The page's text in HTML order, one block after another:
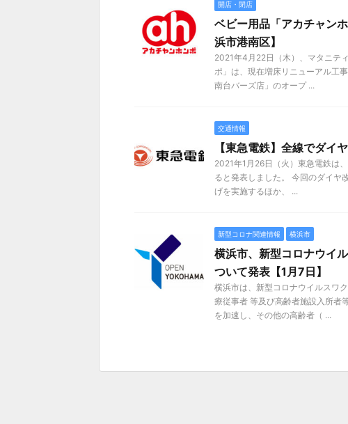
開店・閉店
ベビー用品「アカチャン
浜市港南区】
2021年4月22日（木）、マタニテ
ポ」は、現在増床リニューアル工
南台バーズ店」のオープ ...
交通情報
【東急電鉄】全線でダイ
2021年1月26日（火）東急電鉄は
ると発表しました。 今回のダイヤ
げを実施するほか、 ...
新型コロナ関連情報 横浜市
横浜市、新型コロナウイ
ついて発表【1月7日】
横浜市は、新型コロナウイルスワ
療従事者 等及び高齢者施設入所者
を加速し、その他の高齢者（ ...